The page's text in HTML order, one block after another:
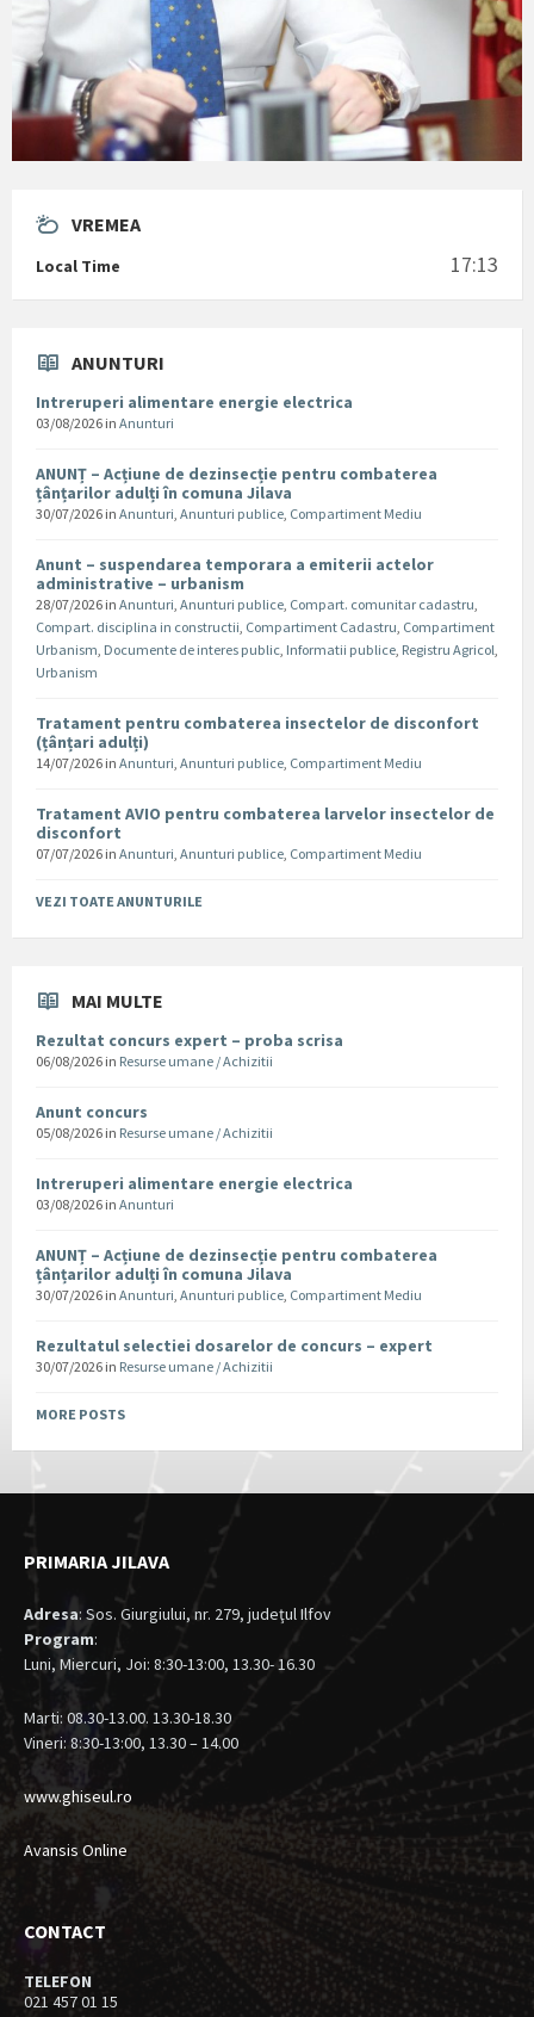
VREMEA
Local Time 17:13
ANUNTURI
Intreruperi alimentare energie electrica
03/08/2026 in Anunturi
ANUNȚ – Acțiune de dezinsecție pentru combaterea
țânțarilor adulți în comuna Jilava
30/07/2026 in Anunturi, Anunturi publice, Compartiment Mediu
Anunt – suspendarea temporara a emiterii actelor
administrative – urbanism
28/07/2026 in Anunturi, Anunturi publice, Compart. comunitar cadastru,
Compart. disciplina in constructii, Compartiment Cadastru, Compartiment
Urbanism, Documente de interes public, Informatii publice, Registru Agricol,
Urbanism
Tratament pentru combaterea insectelor de disconfort
(țânțari adulți)
14/07/2026 in Anunturi, Anunturi publice, Compartiment Mediu
Tratament AVIO pentru combaterea larvelor insectelor de
disconfort
07/07/2026 in Anunturi, Anunturi publice, Compartiment Mediu
VEZI TOATE ANUNTURILE
MAI MULTE
Rezultat concurs expert – proba scrisa
06/08/2026 in Resurse umane / Achizitii
Anunt concurs
05/08/2026 in Resurse umane / Achizitii
Intreruperi alimentare energie electrica
03/08/2026 in Anunturi
ANUNȚ – Acțiune de dezinsecție pentru combaterea
țânțarilor adulți în comuna Jilava
30/07/2026 in Anunturi, Anunturi publice, Compartiment Mediu
Rezultatul selectiei dosarelor de concurs – expert
30/07/2026 in Resurse umane / Achizitii
MORE POSTS
PRIMARIA JILAVA
Adresa: Sos. Giurgiului, nr. 279, judeţul Ilfov
Program:
Luni, Miercuri, Joi: 8:30-13:00, 13.30- 16.30
Marti: 08.30-13.00. 13.30-18.30
Vineri: 8:30-13:00, 13.30 – 14.00
www.ghiseul.ro
Avansis Online
CONTACT
TELEFON
021 457 01 15